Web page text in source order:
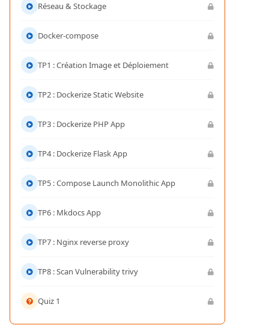
Réseau & Stockage
Docker-compose
TP1 : Création Image et Déploiement
TP2 : Dockerize Static Website
TP3 : Dockerize PHP App
TP4 : Dockerize Flask App
TP5 : Compose Launch Monolithic App
TP6 : Mkdocs App
TP7 : Nginx reverse proxy
TP8 : Scan Vulnerability trivy
Quiz 1